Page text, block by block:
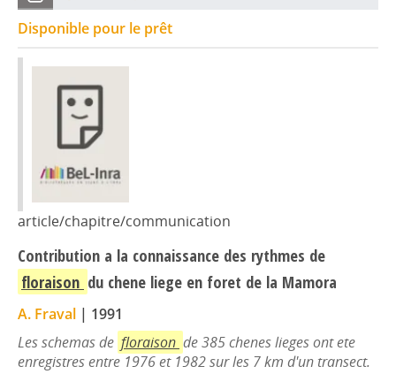
Disponible pour le prêt
article/chapitre/communication
Contribution a la connaissance des rythmes de
floraison du chene liege en foret de la Mamora
A. Fraval | 1991
Les schemas de floraison de 385 chenes lieges ont ete
enregistres entre 1976 et 1982 sur les 7 km d'un transect.